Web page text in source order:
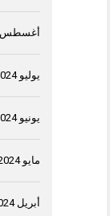
أغسطس
يوليو 2024
يونيو 2024
مايو 2024
أبريل 2024